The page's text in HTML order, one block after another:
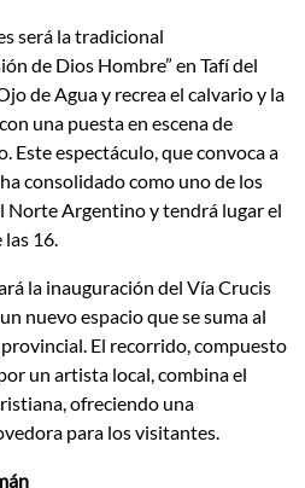
será la tradicional
de Dios Hombre” en Tafí del
de Agua y recrea el calvario y la
una puesta en escena de
Este espectáculo, que convoca a
consolidado como uno de los
Norte Argentino y tendrá lugar el
las 16.
la inauguración del Vía Crucis
nuevo espacio que se suma al
El recorrido, compuesto
un artista local, combina el
ofreciendo una
para los visitantes.